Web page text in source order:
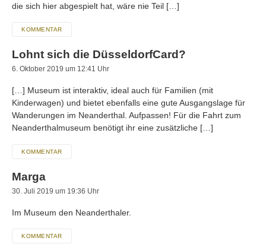
die sich hier abgespielt hat, wäre nie Teil […]
KOMMENTAR
Lohnt sich die DüsseldorfCard?
6. Oktober 2019 um 12:41 Uhr
[…] Museum ist interaktiv, ideal auch für Familien (mit
Kinderwagen) und bietet ebenfalls eine gute Ausgangslage für
Wanderungen im Neanderthal. Aufpassen! Für die Fahrt zum
Neanderthalmuseum benötigt ihr eine zusätzliche […]
KOMMENTAR
Marga
30. Juli 2019 um 19:36 Uhr
Im Museum den Neanderthaler.
KOMMENTAR